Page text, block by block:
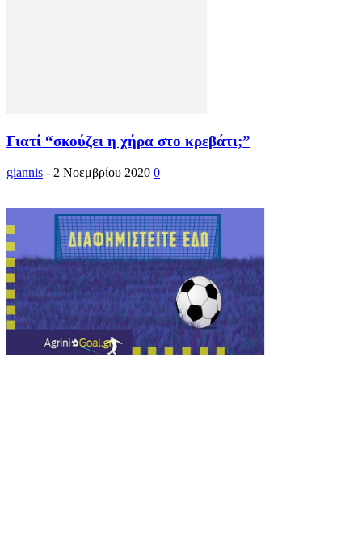
Γιατί “σκούζει η χήρα στο κρεβάτι;”
giannis - 2 Νοεμβρίου 2020 0